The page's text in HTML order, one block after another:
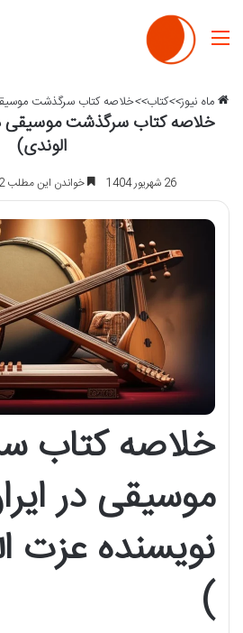
منو
ماه نیوز>>کتاب>>خلاصه کتاب سرگذشت موسیقی
خلاصه کتاب سرگذشت موسیقی در
الوندی)
26 شهریور 1404 خواندن این مطلب 12 دقیقه زمان میبرد
خلاصه کتاب
موسیقی در
نویسنده عزت
)